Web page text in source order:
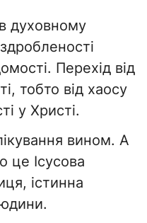
духовному
Перехід від
тобто від хаосу
у Христі.
вином. А
це Ісусова
істинна